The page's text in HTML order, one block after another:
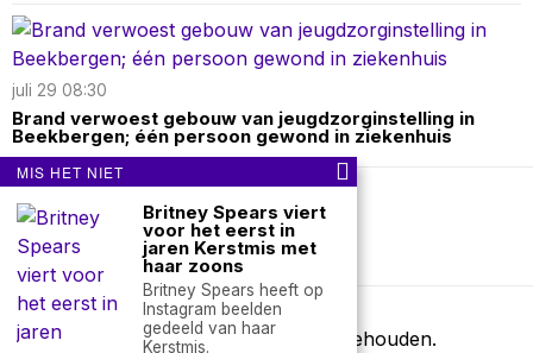
juli 29 08:30
Brand verwoest gebouw van jeugdzorginstelling in
Beekbergen; één persoon gewond in ziekenhuis
Over ons Contact
nieuwsimpuls.online
2026- Alle rechten voorbehouden.
MIS HET NIET
Britney Spears viert
voor het eerst in
jaren Kerstmis met
haar zoons
Britney Spears heeft op
Instagram beelden
gedeeld van haar
Kerstmis.